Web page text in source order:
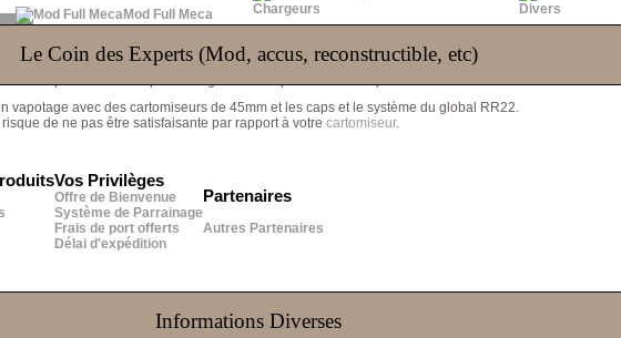
Mod Full Meca
Chargeurs
Divers
Le Coin des Experts (Mod, accus, reconstructible, etc)
Vos Privilèges
Offre de Bienvenue
Système de Parrainage
Frais de port offerts
Délai d'expédition
Partenaires
Autres Partenaires
Informations Diverses
pas avec le RR première génération qui est en 20mm). A utiliser avec des cartomiseurs 45mm.
vapotage avec des cartomiseurs de 45mm et les caps et le système du global RR22.
de ne pas être satisfaisante par rapport à votre cartomiseur.